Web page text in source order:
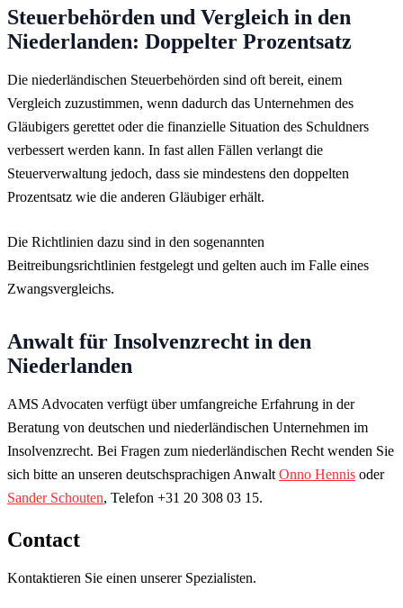
Steuerbehörden und Vergleich in den
Niederlanden: Doppelter Prozentsatz
Die niederländischen Steuerbehörden sind oft bereit, einem
Vergleich zuzustimmen, wenn dadurch das Unternehmen des
Gläubigers gerettet oder die finanzielle Situation des Schuldners
verbessert werden kann. In fast allen Fällen verlangt die
Steuerverwaltung jedoch, dass sie mindestens den doppelten
Prozentsatz wie die anderen Gläubiger erhält.
Die Richtlinien dazu sind in den sogenannten
Beitreibungsrichtlinien festgelegt und gelten auch im Falle eines
Zwangsvergleichs.
Anwalt für Insolvenzrecht in den
Niederlanden
AMS Advocaten verfügt über umfangreiche Erfahrung in der
Beratung von deutschen und niederländischen Unternehmen im
Insolvenzrecht. Bei Fragen zum niederländischen Recht wenden Sie
sich bitte an unseren deutschsprachigen Anwalt Onno Hennis oder
Sander Schouten, Telefon +31 20 308 03 15.
Contact
Kontaktieren Sie einen unserer Spezialisten.